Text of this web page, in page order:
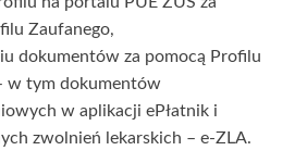
Zaufanego,
dokumentów za pomocą Profilu
w tym dokumentów
w aplikacji ePłatnik i
zwolnień lekarskich – e-ZLA.